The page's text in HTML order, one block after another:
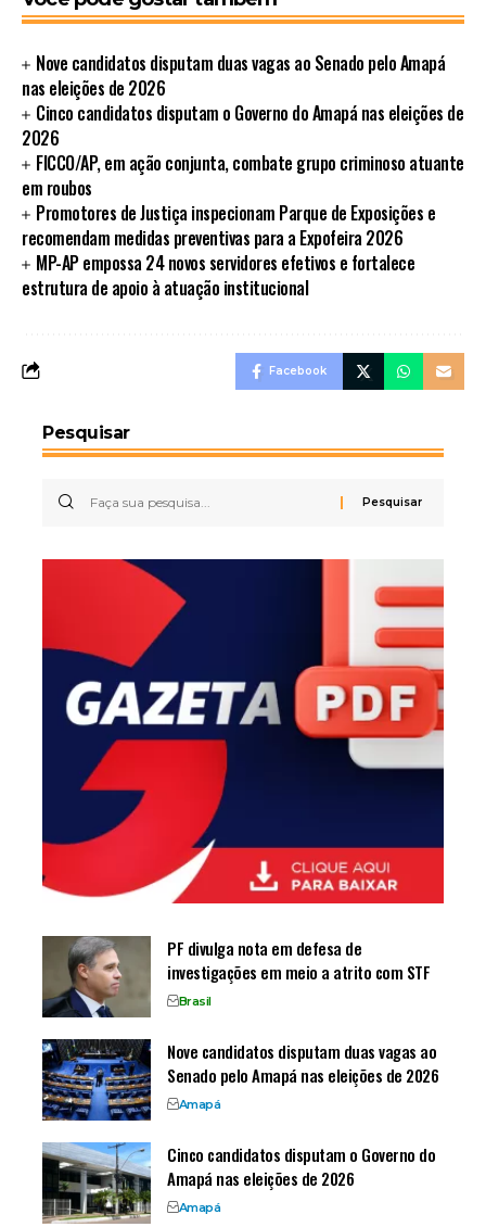
Nove candidatos disputam duas vagas ao Senado pelo Amapá
nas eleições de 2026
Cinco candidatos disputam o Governo do Amapá nas eleições de
2026
FICCO/AP, em ação conjunta, combate grupo criminoso atuante
em roubos
Promotores de Justiça inspecionam Parque de Exposições e
recomendam medidas preventivas para a Expofeira 2026
MP-AP empossa 24 novos servidores efetivos e fortalece
estrutura de apoio à atuação institucional
Facebook
Pesquisar
PF divulga nota em defesa de
investigações em meio a atrito com STF
Brasil
Nove candidatos disputam duas vagas ao
Senado pelo Amapá nas eleições de 2026
Amapá
Cinco candidatos disputam o Governo do
Amapá nas eleições de 2026
Amapá